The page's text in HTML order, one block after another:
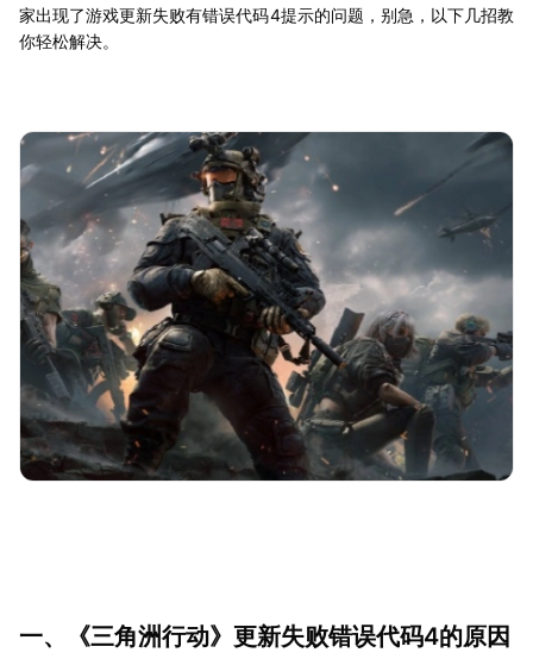
家出现了游戏更新失败有错误代码4提示的问题，别急，以下几招教
你轻松解决。
一、《三角洲行动》更新失败错误代码4的原因